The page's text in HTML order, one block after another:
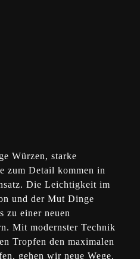
Würzen, starke
zum Detail kommen in
Die Leichtigkeit im
und der Mut Dinge
zu einer neuen
Mit modernster Technik
Tropfen den maximalen
gehen wir neue Wege.